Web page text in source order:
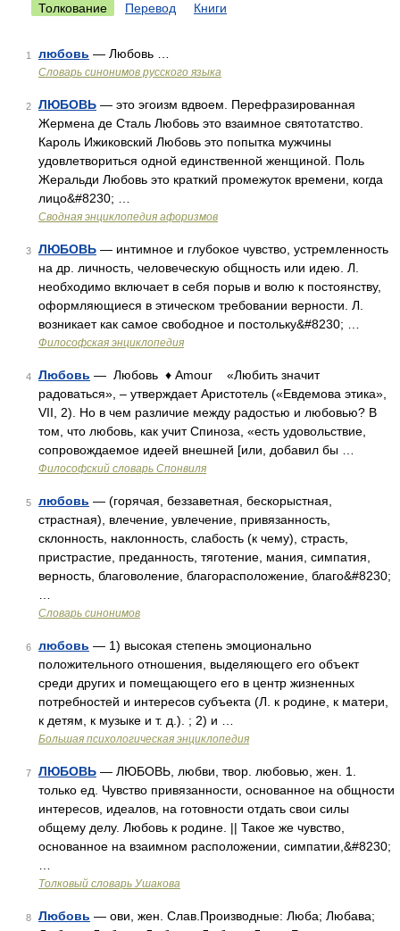
Толкование Перевод Книги
1 любовь — Любовь …
Словарь синонимов русского языка
2 ЛЮБОВЬ — это эгоизм вдвоем. Перефразированная
Жермена де Сталь Любовь это взаимное святотатство.
Кароль Ижиковский Любовь это попытка мужчины
удовлетвориться одной единственной женщиной. Поль
Жеральди Любовь это краткий промежуток времени, когда
лицо&#8230; …
Сводная энциклопедия афоризмов
3 ЛЮБОВЬ — интимное и глубокое чувство, устремленность
на др. личность, человеческую общность или идею. Л.
необходимо включает в себя порыв и волю к постоянству,
оформляющиеся в этическом требовании верности. Л.
возникает как самое свободное и постольку&#8230; …
Философская энциклопедия
4 Любовь — Любовь ♦ Amour «Любить значит
радоваться», – утверждает Аристотель («Евдемова этика»,
VII, 2). Но в чем различие между радостью и любовью? В
том, что любовь, как учит Спиноза, «есть удовольствие,
сопровождаемое идеей внешней [или, добавил бы …
Философский словарь Спонвиля
5 любовь — (горячая, беззаветная, бескорыстная,
страстная), влечение, увлечение, привязанность,
склонность, наклонность, слабость (к чему), страсть,
пристрастие, преданность, тяготение, мания, симпатия,
верность, благоволение, благорасположение, благо&#8230;
Словарь синонимов
6 любовь — 1) высокая степень эмоционально
положительного отношения, выделяющего его объект
среди других и помещающего его в центр жизненных
потребностей и интересов субъекта (Л. к родине, к матери,
к детям, к музыке и т. д.). ; 2) и …
Большая психологическая энциклопедия
7 ЛЮБОВЬ — ЛЮБОВЬ, любви, твор. любовью, жен. 1.
только ед. Чувство привязанности, основанное на общности
интересов, идеалов, на готовности отдать свои силы
общему делу. Любовь к родине. || Такое же чувство,
основанное на взаимном расположении, симпатии,&#8230;
Толковый словарь Ушакова
8 Любовь — ови, жен. Слав.Производные: Люба; Любава;